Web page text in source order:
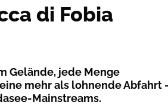
di Fobia
Gelände, jede Menge
mehr als lohnende Abfahrt
Mainstreams.